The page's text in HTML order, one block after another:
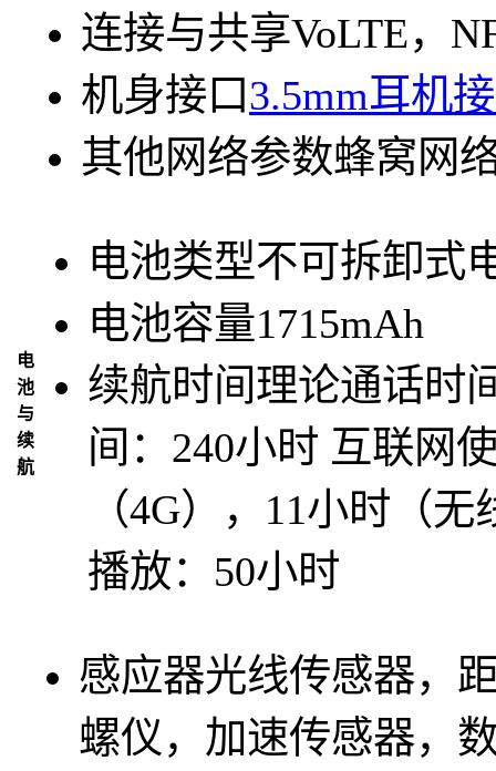
连接与共享VoLTE，
机身接口3.5mm耳机
其他网络参数蜂窝网
电
池
与
续
航
电池类型不可拆卸式
电池容量1715mAh
续航时间 理论通话时
间：240小时 互联网
（4G），11小时（
播放：50小时
感应器光线传感器，
螺仪，加速传感器，